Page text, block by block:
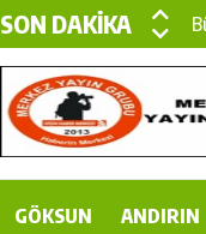
SON DAKİKA
GÖKSUN ANDIRIN